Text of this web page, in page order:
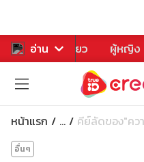
อ่าน
หาร ท่องเที่ยว ผู้หญิง
หน้าแรก ... คีย์ลัดของ"คว
อื่นๆ